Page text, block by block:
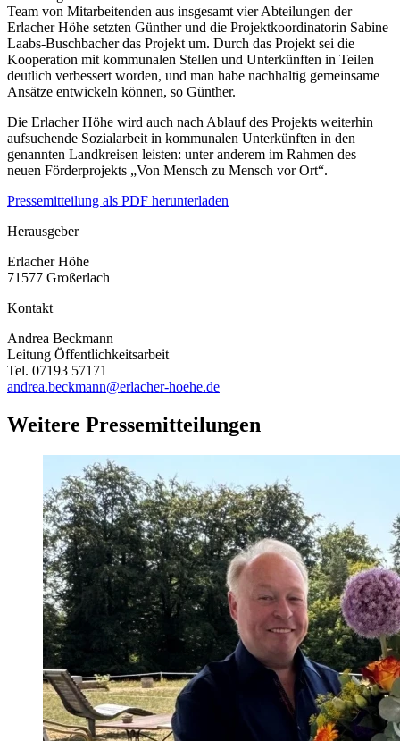
Team von Mitarbeitenden aus insgesamt vier Abteilungen der
Erlacher Höhe setzten Günther und die Projektkoordinatorin Sabine
Laabs-Buschbacher das Projekt um. Durch das Projekt sei die
Kooperation mit kommunalen Stellen und Unterkünften in Teilen
deutlich verbessert worden, und man habe nachhaltig gemeinsame
Ansätze entwickeln können, so Günther.
Die Erlacher Höhe wird auch nach Ablauf des Projekts weiterhin
aufsuchende Sozialarbeit in kommunalen Unterkünften in den
genannten Landkreisen leisten: unter anderem im Rahmen des
neuen Förderprojekts „Von Mensch zu Mensch vor Ort“.
Pressemitteilung als PDF herunterladen
Herausgeber
Erlacher Höhe
71577 Großerlach
Kontakt
Andrea Beckmann
Leitung Öffentlichkeitsarbeit
Tel. 07193 57171
andrea.beckmann@erlacher-hoehe.de
Weitere Pressemitteilungen